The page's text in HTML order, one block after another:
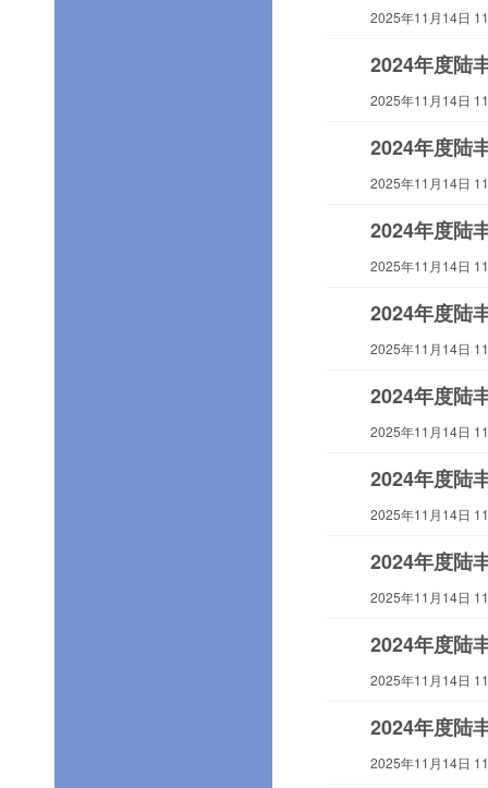
2025年11月14日
2024年度陆
2025年11月14日
2024年度陆
2025年11月14日
2024年度陆
2025年11月14日
2024年度陆
2025年11月14日
2024年度陆
2025年11月14日
2024年度陆
2025年11月14日
2024年度陆
2025年11月14日
2024年度陆
2025年11月14日
2024年度陆
2025年11月14日